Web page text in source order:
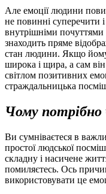
Але емоції людини
не повинні суперечити
внутрішніми почуттями
знаходить пряме
стан людини. Якщо йому
широка і щира, а сам
світлом позитивних
страждальницька
Чому
Ви сумніваєтеся в
простої людської
складну і насичене
помиляєтесь. Ось
використовувати це